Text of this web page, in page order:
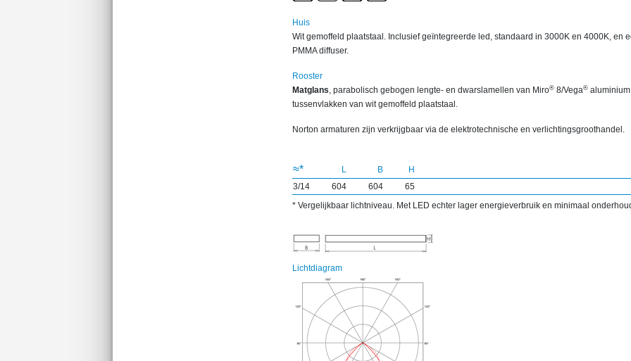
Huis
Wit gemoffeld plaatstaal. Inclusief geïntegreerde led, standaard in 3000K en 4000K, en
PMMA diffuser.
Rooster
Matglans, parabolisch gebogen lengte- en dwarslamellen van Miro® 8/Vega®
tussenvlakken van wit gemoffeld plaatstaal.
Norton armaturen zijn verkrijgbaar via de elektrotechnische en verlichtingsgroothandel.
≈* L B
H
3/14
604 604
65
* Vergelijkbaar lichtniveau. Met LED echter lager energieverbruik en minimaal
Lichtdiagram